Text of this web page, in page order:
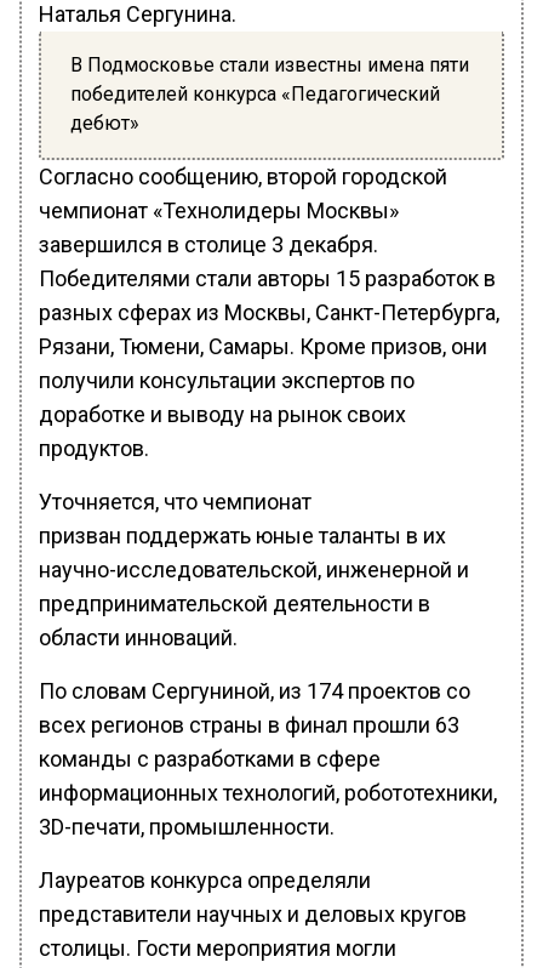
Наталья Сергунина.
В Подмосковье стали известны имена пяти
победителей конкурса «Педагогический
дебют»
Согласно сообщению, второй городской
чемпионат «Технолидеры Москвы»
завершился в столице 3 декабря.
Победителями стали авторы 15 разработок в
разных сферах из Москвы, Санкт-Петербурга,
Рязани, Тюмени, Самары. Кроме призов, они
получили консультации экспертов по
доработке и выводу на рынок своих
продуктов.
Уточняется, что чемпионат
призван поддержать юные таланты в их
научно-исследовательской, инженерной и
предпринимательской деятельности в
области инноваций.
По словам Сергуниной, из 174 проектов со
всех регионов страны в финал прошли 63
команды с разработками в сфере
информационных технологий, робототехники,
3D-печати, промышленности.
Лауреатов конкурса определяли
представители научных и деловых кругов
столицы. Гости мероприятия могли